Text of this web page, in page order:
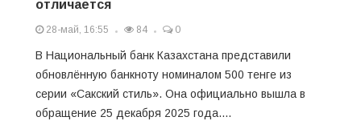
отличается
28-май, 16:55 84 0
В Национальный банк Казахстана представили
обновлённую банкноту номиналом 500 тенге из
серии «Сакский стиль». Она официально вышла в
обращение 25 декабря 2025 года....